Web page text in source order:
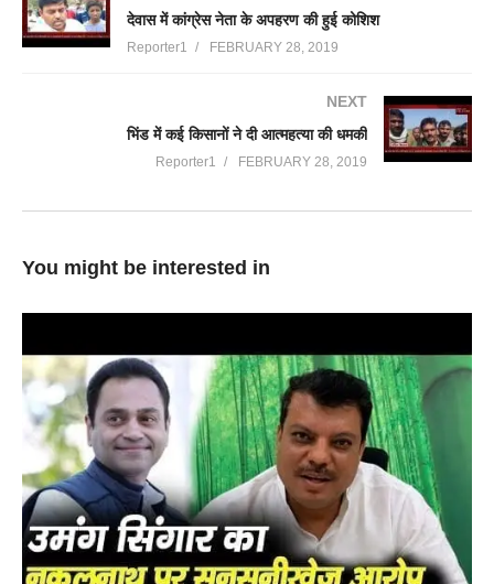
देवास में कांग्रेस नेता के अपहरण की हुई कोशिश
Reporter1 FEBRUARY 28, 2019
NEXT
भिंड में कई किसानों ने दी आत्महत्या की धमकी
Reporter1 FEBRUARY 28, 2019
You might be interested in